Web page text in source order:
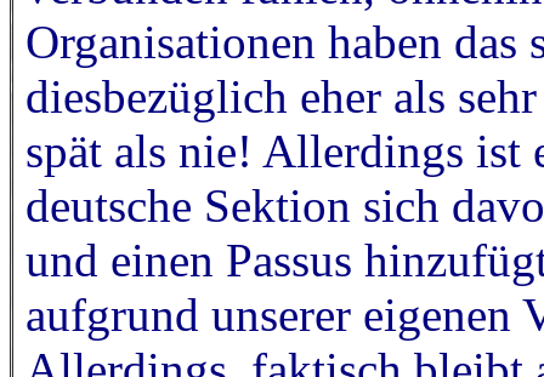
Organisationen haben das
diesbezüglich eher als
spät als nie! Allerdings ist
deutsche Sektion sich
und einen Passus
aufgrund unserer eigenen